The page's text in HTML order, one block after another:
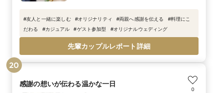
#友人と一緒に楽しむ #オリジナリティ #両親へ感謝を伝える #料理にこ
だわる
#カジュアル #ゲスト参加型 #オリジナルウェディング
先輩カップルレポート詳細
20
感謝の想いが伝わる温かな一日
0